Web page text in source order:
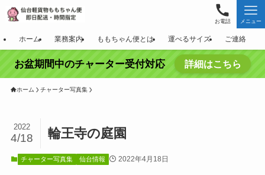
お電話 メニュー
ホーム 業務案内 ももちゃん便とは 運べるサイズ ご連絡
お盆期間中のチャーター受付対応 詳細はこちら
ホーム チャーター写真集
輪王寺の庭園
2022
4/18
チャーター写真集 仙台情報 2022年4月18日